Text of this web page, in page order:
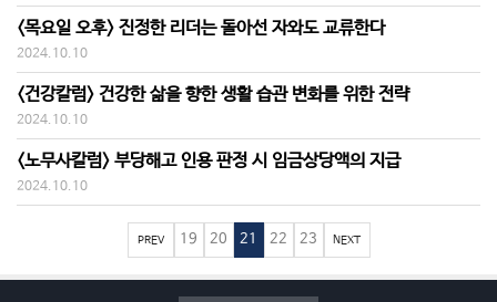
<목요일 오후> 진정한 리더는 돌아선 자와도 교류한다
2024.10.10
<건강칼럼> 건강한 삶을 향한 생활 습관 변화를 위한 전략
2024.10.10
<노무사칼럼> 부당해고 인용 판정 시 임금상당액의 지급
2024.10.10
PREV 19 20 21 22 23 NEXT